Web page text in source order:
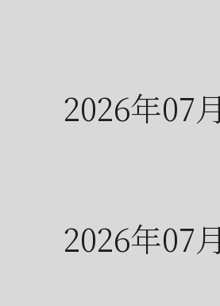
2026年07
2026年07